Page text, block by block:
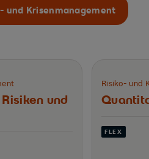
und Krisenmanagement
und
Risiko- und
FLEX